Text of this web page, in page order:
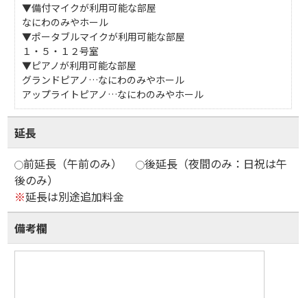
▼備付マイクが利用可能な部屋
なにわのみやホール
▼ポータブルマイクが利用可能な部屋
１・５・１２号室
▼ピアノが利用可能な部屋
グランドピアノ…なにわのみやホール
アップライトピアノ…なにわのみやホール
延長
前延長（午前のみ）
後延長（夜間のみ：日祝は午
後のみ）
※延長は別途追加料金
備考欄